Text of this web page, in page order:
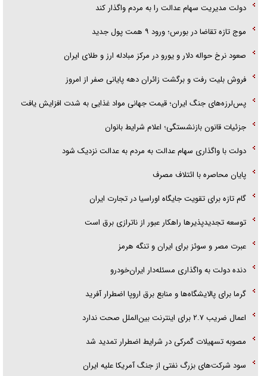
دولت مدیریت سهام عدالت را به مردم واگذار کند
موج تازه تقاضا در بورس؛ ورود ۹ همت پول جدید
صعود نرخ حواله دلار و یورو در مرکز مبادله ارز و طلای ایران
فروش بلیت رفت و برگشت زائران دهه پایانی صفر از امروز
پس‌لرزه‌های جنگ ایران؛ قیمت جهانی مواد غذایی به شدت افزایش یافت
جزئیات قانون بازنشستگی؛ اعلام شرایط بانوان
دولت با واگذاری سهام عدالت به مردم به عدالت نزدیک شود
پایان محاصره با ائتلاف مصرف
گام تازه برای تقویت جایگاه اوراسیا در تجارت ایران
توسعه تجدیدپذیر‌ها راهکار عبور از ناترازی برق است
عبرت مصر و سوئز برای ایران و تنگه هرمز
دنده دولت به واگذاری مسئله‌دار ایران‌خودرو
گرما برای پالایشگاه‌ها و منابع برق اروپا اضطرار آفرید
اعمال ضریب ۲.۷ برای اینترنت بین‌الملل صحت ندارد
مصوبه تسهیلات گمرکی در شرایط اضطرار تمدید شد
سود شرکت‌های بزرگ نفتی از جنگ آمریکا علیه ایران